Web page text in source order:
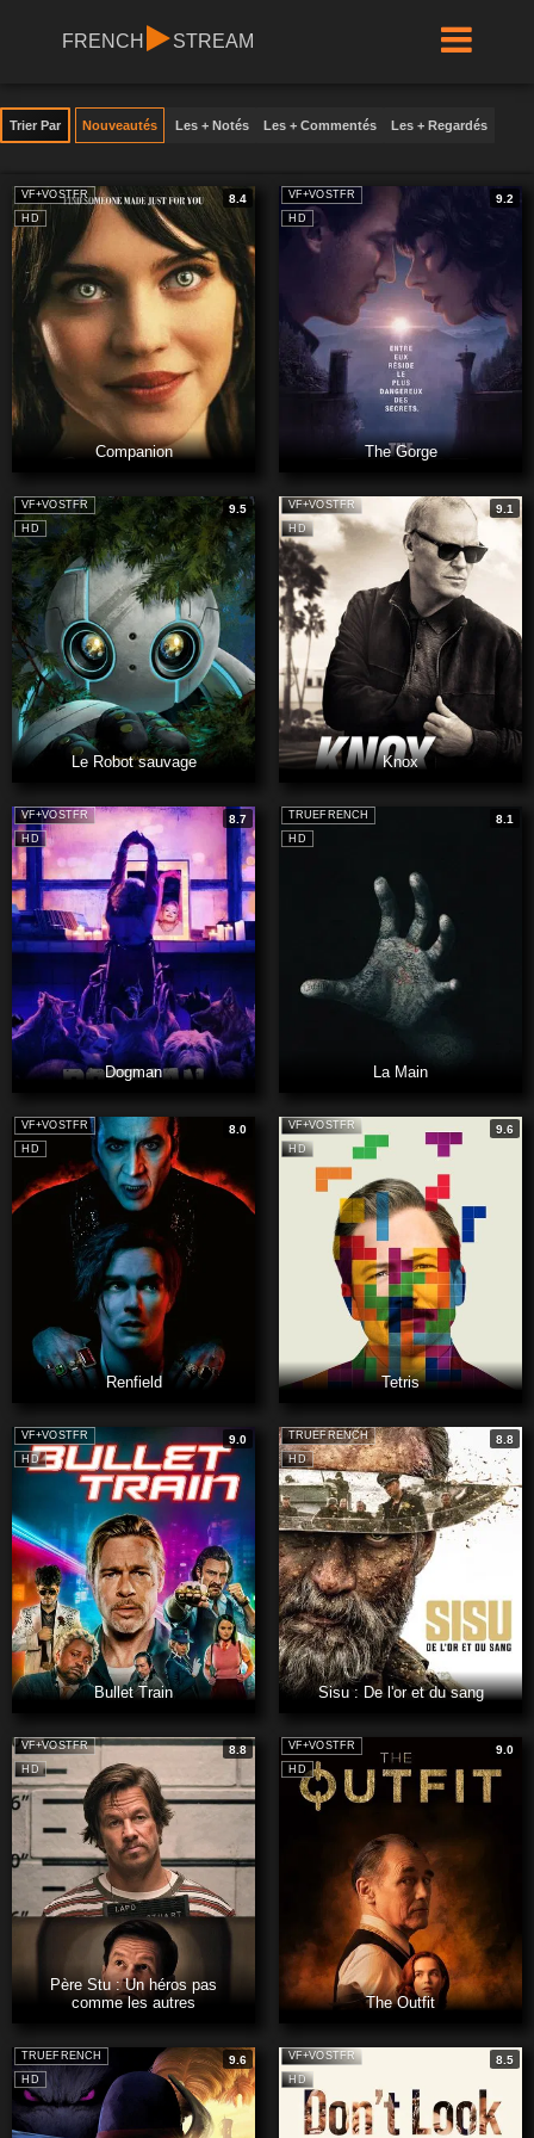
FRENCH STREAM
Trier Par Nouveautés Les + Notés Les + Commentés Les + Regardés
HD
VF+VOSTFR 8.4
Companion
HD
VF+VOSTFR 9.2
The Gorge
HD
VF+VOSTFR 9.5
Le Robot sauvage
HD
VF+VOSTFR 9.1
Knox
HD
VF+VOSTFR 8.7
Dogman
HD
TRUEFRENCH 8.1
La Main
HD
VF+VOSTFR 8.0
Renfield
HD
VF+VOSTFR 9.6
Tetris
HD
VF+VOSTFR 9.0
Bullet Train
HD
TRUEFRENCH 8.8
Sisu : De l'or et du sang
HD
VF+VOSTFR 8.8
Père Stu : Un héros pas
comme les autres
HD
VF+VOSTFR 9.0
The Outfit
HD
TRUEFRENCH 9.6
HD
VF+VOSTFR 8.5